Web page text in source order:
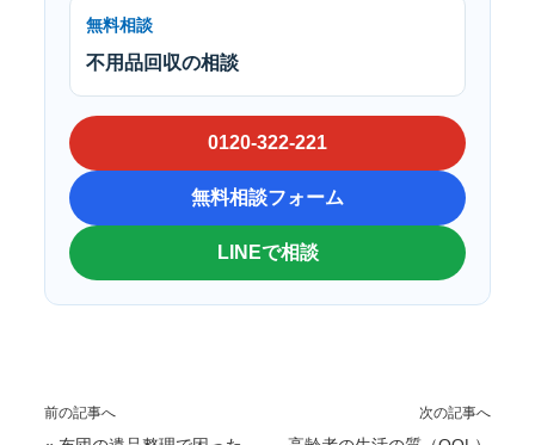
無料相談
不用品回収の相談
0120-322-221
無料相談フォーム
LINEで相談
前の記事へ 次の記事へ